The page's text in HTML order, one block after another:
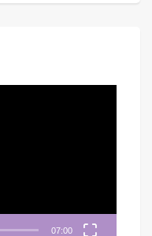
07:00